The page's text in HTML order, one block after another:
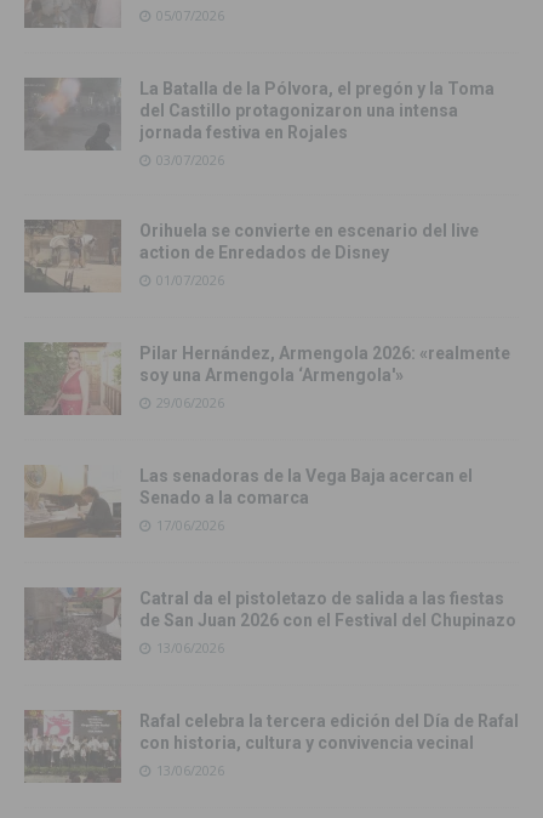
05/07/2026
La Batalla de la Pólvora, el pregón y la Toma
del Castillo protagonizaron una intensa
jornada festiva en Rojales
03/07/2026
Orihuela se convierte en escenario del live
action de Enredados de Disney
01/07/2026
Pilar Hernández, Armengola 2026: «realmente
soy una Armengola ‘Armengola'»
29/06/2026
Las senadoras de la Vega Baja acercan el
Senado a la comarca
17/06/2026
Catral da el pistoletazo de salida a las fiestas
de San Juan 2026 con el Festival del Chupinazo
13/06/2026
Rafal celebra la tercera edición del Día de Rafal
con historia, cultura y convivencia vecinal
13/06/2026